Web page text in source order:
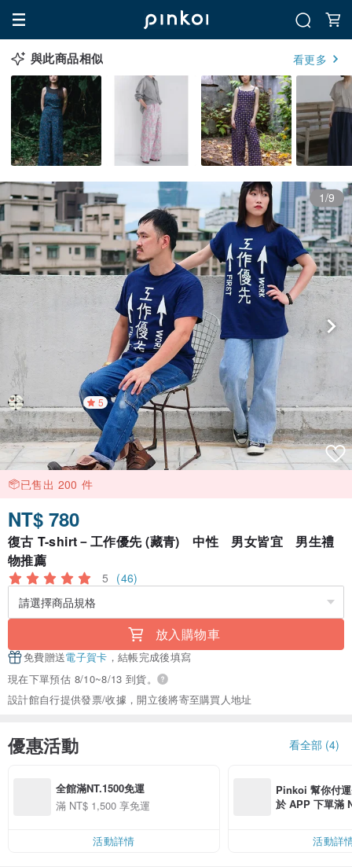
與此商品相似 看更多
1/9
5
已售出 200 件
NT$ 780
復古 T-shirt－工作優先 (藏青) 中性 男女皆宜 男生禮
物推薦
5 (46)
放入購物車
免費贈送電子賀卡 ，結帳完成後填寫
現在下單預估 8/10~8/13 到貨。
設計館自行提供發票/收據，開立後將寄至購買人地址
優惠活動 看全部 (4)
全館滿NT.1500免運
滿 NT$ 1,500 享免運
活動詳情
Pinkoi 幫你付
於 APP 下單滿
活動詳